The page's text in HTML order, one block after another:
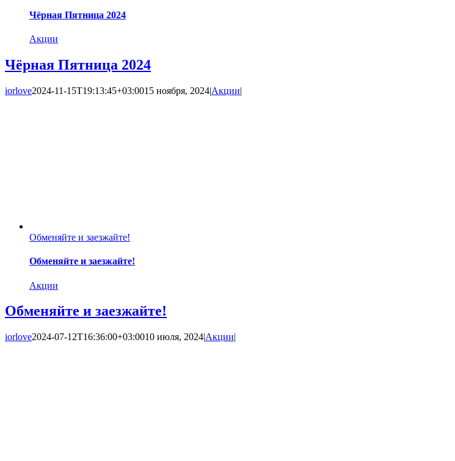
Чёрная Пятница 2024
Акции
Чёрная Пятница 2024
iorlove2024-11-15T19:13:45+03:0015 ноября, 2024|Акции|
Обменяйте и заезжайте!
Обменяйте и заезжайте!
Акции
Обменяйте и заезжайте!
iorlove2024-07-12T16:36:00+03:0010 июля, 2024|Акции|